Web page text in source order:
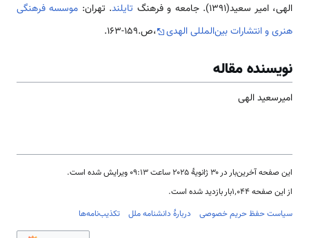
الهی، امیر سعید(1391). جامعه و فرهنگ تایلند. تهران: موسسه فرهنگی
هنری و انتشارات بین‌المللی الهدی
،ص.159-163.
نویسنده مقاله
امیرسعید الهی
این صفحه آخرین‌بار در ‏۳۰ ژانویهٔ ۲۰۲۵ ساعت ‏۰۹:۱۳ ویرایش شده است.
از این صفحه ۱٬۰۴۴بار بازدید شده است.
سیاست حفظ حریم خصوصی
دربارهٔ دانشنامه ملل تکذیب‌نامه‌ها